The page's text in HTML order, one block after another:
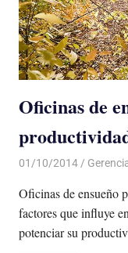
Oficinas de
01/10/2014 Luis
Oficinas de ensueño
factores que influye
potenciar su